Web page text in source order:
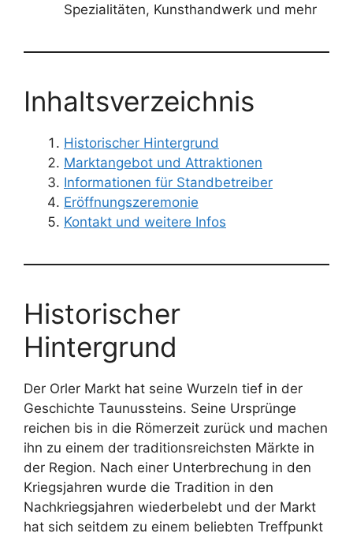
Spezialitäten, Kunsthandwerk und mehr
Inhaltsverzeichnis
Historischer Hintergrund
Marktangebot und Attraktionen
Informationen für Standbetreiber
Eröffnungszeremonie
Kontakt und weitere Infos
Historischer
Hintergrund
Der Orler Markt hat seine Wurzeln tief in der
Geschichte Taunussteins. Seine Ursprünge
reichen bis in die Römerzeit zurück und machen
ihn zu einem der traditionsreichsten Märkte in
der Region. Nach einer Unterbrechung in den
Kriegsjahren wurde die Tradition in den
Nachkriegsjahren wiederbelebt und der Markt
hat sich seitdem zu einem beliebten Treffpunkt